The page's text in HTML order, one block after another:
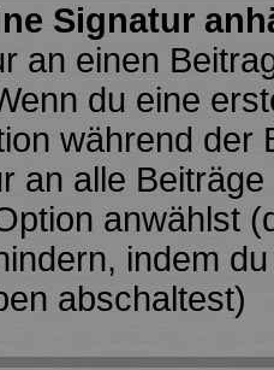
Signatur
an einen
du eine
während der
an alle
anwählst
indem
abschaltest)